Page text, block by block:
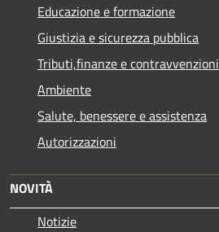
Educazione e formazione
Giustizia e sicurezza pubblica
Tributi,finanze e contravvenzioni
Ambiente
Salute, benessere e assistenza
Autorizzazioni
NOVITÀ
Notizie